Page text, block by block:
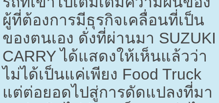
ผู้ที่ต้องการมีธุรกิจเคลื่อนที่เป็น
ของตนเอง ดั่งที่ผ่านมา SUZUKI
CARRYได้แสดงให้เห็นแล้วว่า
ไม่ได้เป็นแค่เพียง Food Truck
แต่ต่อยอดไปสู่การดัดแปลงที่มา